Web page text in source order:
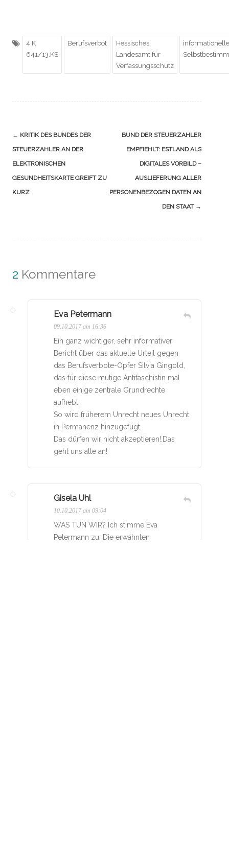
4 K
641/13.KS
Berufsverbot
Hessisches
Landesamt für
Verfassungsschutz
informationelle
Navigation
(Beiträge)
← KRITIK DES BUNDES DER
STEUERZAHLER AN DER
ELEKTRONISCHEN
GESUNDHEITSKARTE GREIFT ZU
KURZ
BUND DER STEUERZAHLER
EMPFIEHLT: ESTLAND ALS
DIGITALES VORBILD –
AUSLIEFERUNG ALLER
PERSONENBEZOGEN DATEN AN
DEN STAAT →
2 Kommentare
Eva Petermann
09.10.2017 am 16:36
Ein ganz wichtiger, sehr informativer
Bericht über das aktuelle Urteil gegen
das Berufsverbote-Opfer Silvia Gingold,
das für diese mutige Antifaschistin mal
eben einige zentrale Grundrechte
aufhebt.
So wird früherem Unrecht neues Unrecht
in Permanenz hinzugefügt.
Das dürfen wir nicht akzeptieren!.Das
geht uns alle an!
Gisela Uhl
10.10.2017 am 09:04
WAS TUN WIR? Ich stimme Eva
Petermann zu. Die erwähnten